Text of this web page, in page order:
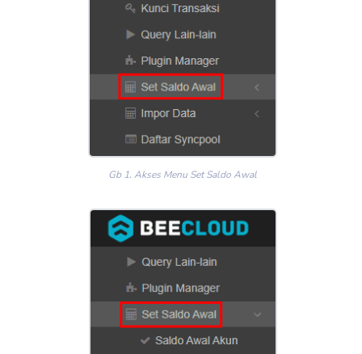
Gb 1. Akses Menu Set Saldo Awal